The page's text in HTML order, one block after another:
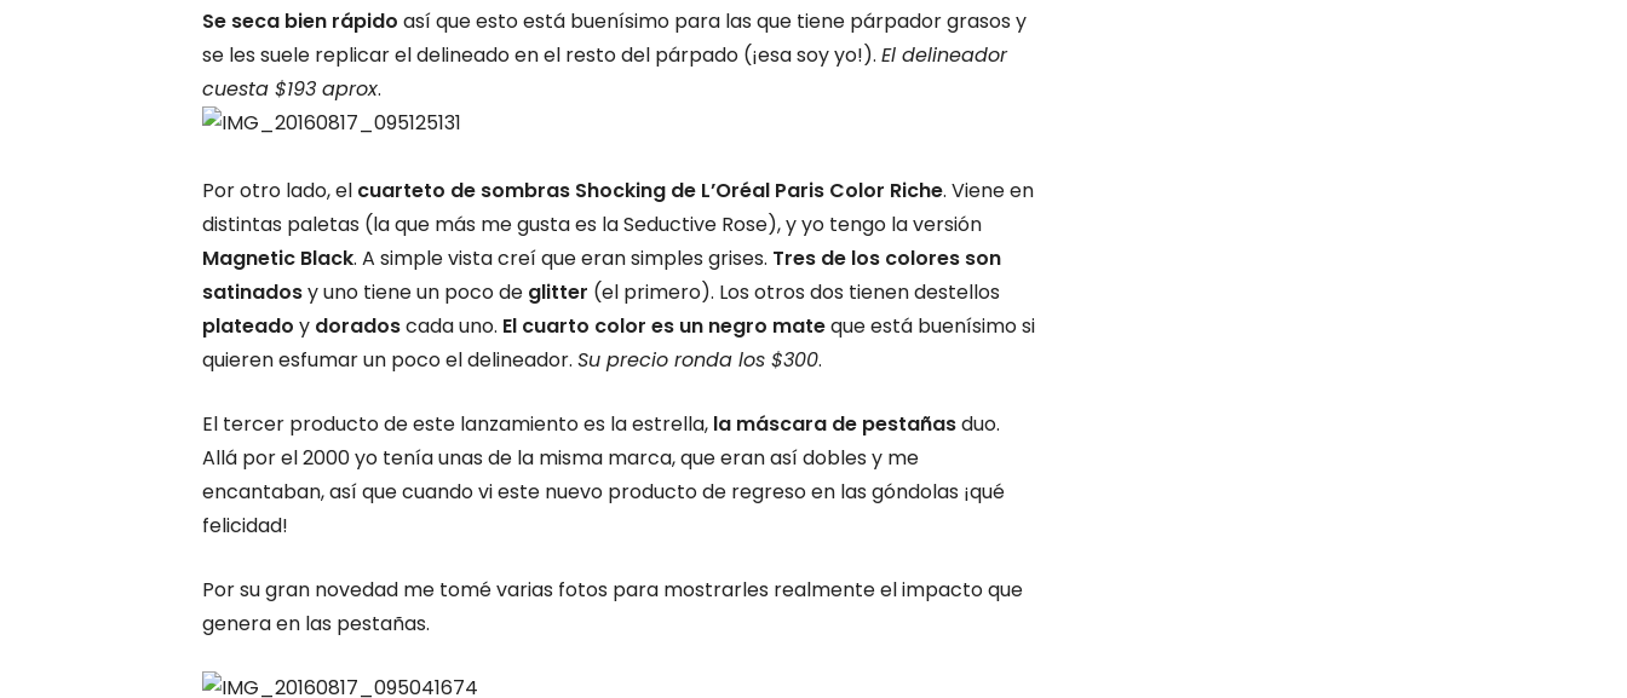
Se seca bien rápido así que esto está buenísimo para las que tiene párpador grasos y
se les suele replicar el delineado en el resto del párpado (¡esa soy yo!). El delineador
cuesta $193 aprox.
Por otro lado, el cuarteto de sombras Shocking de L’Oréal Paris Color Riche. Viene en
distintas paletas (la que más me gusta es la Seductive Rose), y yo tengo la versión
Magnetic Black. A simple vista creí que eran simples grises. Tres de los colores son
satinadosy uno tiene un poco de glitter (el primero). Los otros dos tienen destellos
plateado y doradoscada uno. El cuarto color es un negro mateque está buenísimo si
quieren esfumar un poco el delineador. Su precio ronda los $300.
El tercer producto de este lanzamiento es la estrella, la máscara de pestañasduo.
Allá por el 2000 yo tenía unas de la misma marca, que eran así dobles y me
encantaban, así que cuando vi este nuevo producto de regreso en las góndolas ¡qué
felicidad!
Por su gran novedad me tomé varias fotos para mostrarles realmente el impacto que
genera en las pestañas.